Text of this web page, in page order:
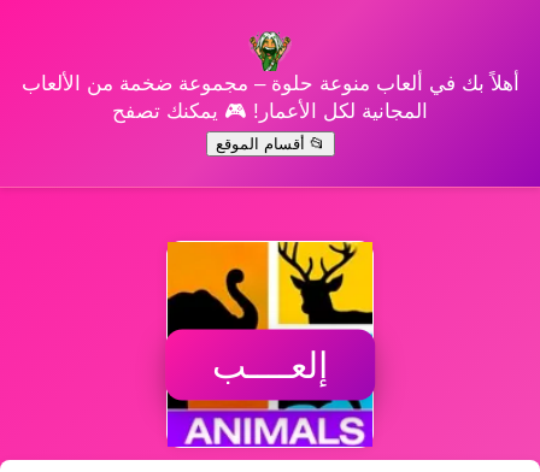
أهلاً بك في ألعاب منوعة حلوة – مجموعة ضخمة من الألعاب
المجانية لكل الأعمار! 🎮 يمكنك تصفح
📂 أقسام الموقع
إلعــــب